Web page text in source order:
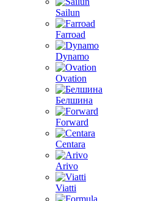
Sailun
Farroad
Dynamo
Ovation
Белшина
Forward
Centara
Arivo
Viatti